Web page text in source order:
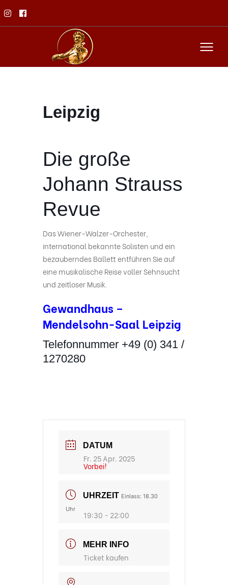
Leipzig
Die große
Johann Strauss
Revue
Das Wiener-Walzer-Orchester,
international bekannte Solisten und ein
bezauberndes Ballett entführen Sie auf
eine musikalische Reise voller Sehnsucht
und zeitloser Musik.
Gewandhaus –
Mendelsohn-Saal Leipzig
Telefonnummer +49 (0) 341 /
1270280
DATUM
Fr. 25 Apr. 2025
Vorbei!
UHRZEIT Einlass: 18.30
Uhr
19:30 - 22:00
MEHR INFO
Ticket kaufen